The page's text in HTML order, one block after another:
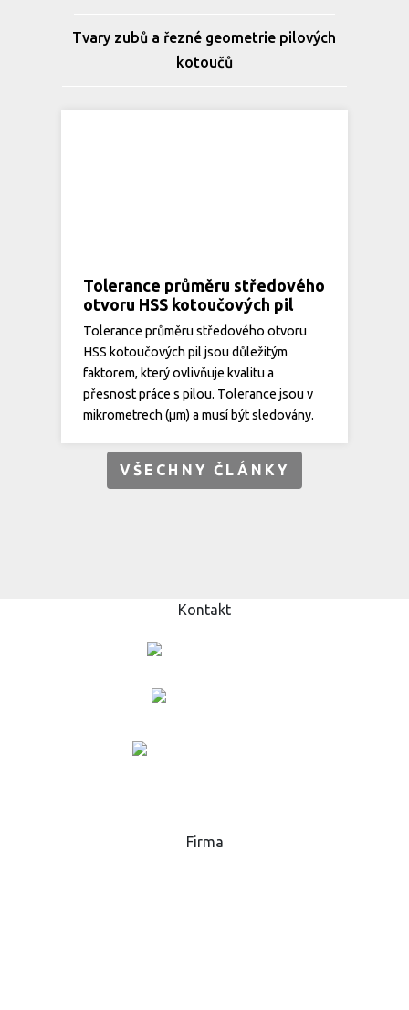
Tvary zubů a řezné geometrie pilových
kotoučů
Tolerance průměru středového
otvoru HSS kotoučových pil
Tolerance průměru středového otvoru
HSS kotoučových pil jsou důležitým
faktorem, který ovlivňuje kvalitu a
přesnost práce s pilou. Tolerance jsou v
mikrometrech (µm) a musí být sledovány.
VŠECHNY ČLÁNKY
Firma
Kontakt